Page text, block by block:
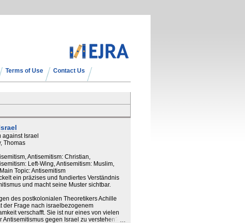
Terms of Use Contact Us
Israel
Thomas
Antisemitism: Christian,
Left-Wing, Antisemitism: Muslim,
Topic: Antisemitism
ein präzises und fundiertes Verständnis
und macht seine Muster sichtbar.
des postkolonialen Theoretikers Achille
der Frage nach israelbezogenem
verschafft. Sie ist nur eines von vielen
Antisemitismus gegen Israel zu verstehen?